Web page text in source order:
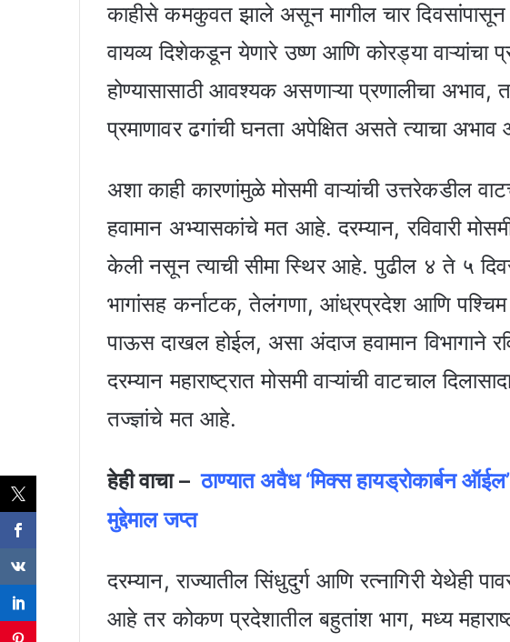
काहीसे कमकुवत झाले असून मागील चार
वायव्य दिशेकडून येणारे उष्ण आणि कोरड्या वाऱ्यांचा
होण्यासासाठी आवश्यक असणाऱ्या प्रणालीचा अभाव,
प्रमाणावर ढगांची घनता अपेक्षित असते त्याचा
अशा काही कारणांमुळे मोसमी वाऱ्यांची
हवामान अभ्यासकांचे मत आहे. दरम्यान, रविवारी
केली नसून त्याची सीमा स्थिर आहे. पुढील ४ ते ५
भागांसह कर्नाटक, तेलंगणा, आंध्रप्रदेश आणि पश्चिम
पाऊस दाखल होईल, असा अंदाज हवामान विभागाने
दरम्यान महाराष्ट्रात मोसमी वाऱ्यांची वाटचाल
तज्ज्ञांचे मत आहे.
हेही वाचा –ठाण्यात अवैध ‘मिक्स हायड्रोकार्बन
मुद्देमाल जप्त
दरम्यान, राज्यातील सिंधुदुर्ग आणि रत्नागिरी येथेही
आहे तर कोकण प्रदेशातील बहुतांश भाग, मध्य